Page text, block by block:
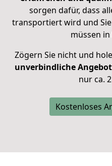
sorgen dafür, dass
transportiert wird und
müssen
Zögern Sie nicht und
unverbindliche
nur ca.
Kostenloses